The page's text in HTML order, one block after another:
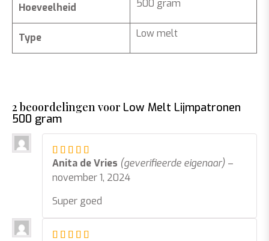
Hoeveelheid 500 gram
Type Low melt
2 beoordelingen voor Low Melt Lijmpatronen
500 gram
Anita de Vries (geverifieerde eigenaar) –
november 1, 2024
Super goed